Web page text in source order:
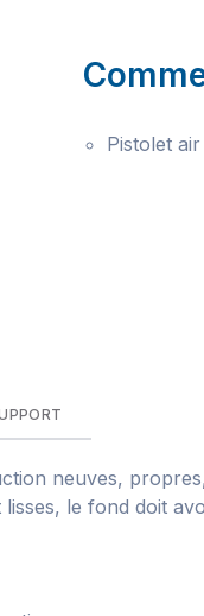
Pistolet air
neuves,
le fond doit